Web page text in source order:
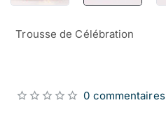
Trousse de Célébration
0 commentaires